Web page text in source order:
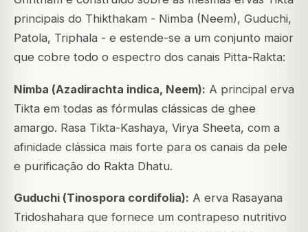
principais do Thikthakam - Nimba (Neem), Guduchi,
Patola, Triphala - e estende-se a um conjunto maior
que cobre todo o espectro dos canais Pitta-Rakta:
Nimba (Azadirachta indica, Neem): A principal erva
Tikta em todas as fórmulas clássicas de ghee
amargo. Rasa Tikta-Kashaya, Virya Sheeta, com a
afinidade clássica mais forte para os canais da pele
e purificação do Rakta Dhatu.
Guduchi (Tinospora cordifolia): A erva Rasayana
Tridoshahara que fornece um contrapeso nutritivo